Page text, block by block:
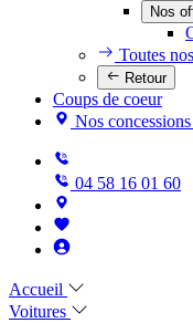
Nos
Toutes
Retour
Coups de coeur
Nos concessions
04 58 16 01 60
Accueil
Voitures